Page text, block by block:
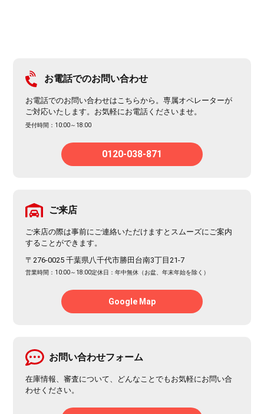
お電話でのお問い合わせ
お電話でのお問い合わせはこちらから。専属オペレーターが
ご対応いたします。お気軽にお電話くださいませ。
受付時間：10:00～18:00
0120-038-871
ご来店
ご来店の際は事前にご連絡いただけますとスムーズにご案内
することができます。
〒276-0025 千葉県八千代市勝田台南3丁目21-7
営業時間：10:00～18:00定休日：年中無休（お盆、年末年始を除く）
Google Map
お問い合わせフォーム
在庫情報、審査について、どんなことでもお気軽にお問い合
わせください。